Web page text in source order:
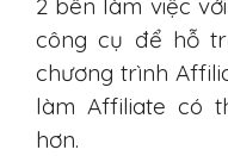
2 bên làm việc
công cụ để hỗ
chương trình
làm Affiliate có
hơn.